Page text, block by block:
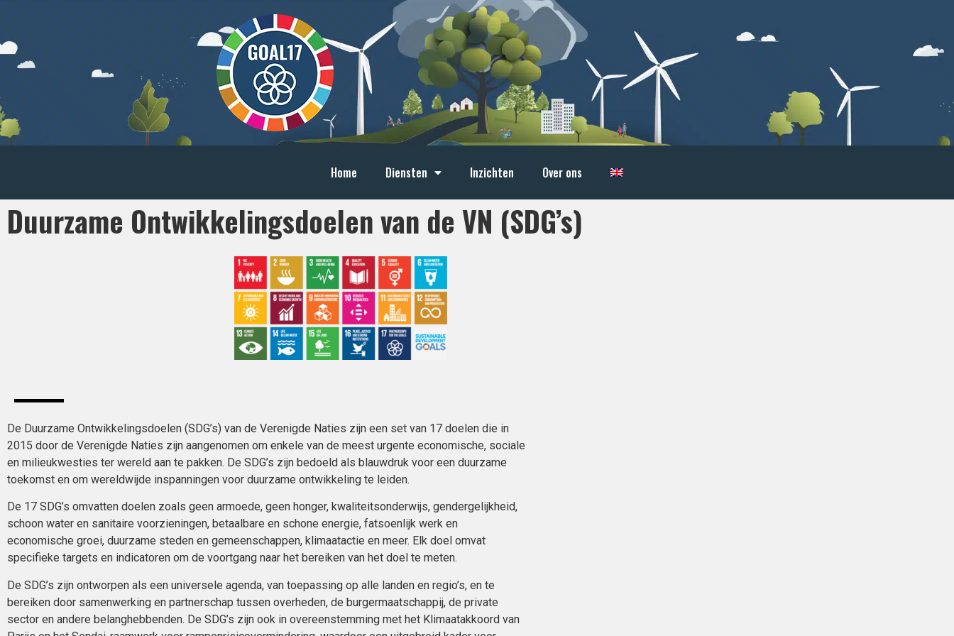
Home Diensten Inzichten Over ons
Duurzame Ontwikkelingsdoelen van de VN (SDG’s)
De Duurzame Ontwikkelingsdoelen (SDG’s) van de Verenigde Naties zijn een set van 17 doelen die in
2015 door de Verenigde Naties zijn aangenomen om enkele van de meest urgente economische, sociale
en milieukwesties ter wereld aan te pakken. De SDG’s zijn bedoeld als blauwdruk voor een duurzame
toekomst en om wereldwijde inspanningen voor duurzame ontwikkeling te leiden.
De 17 SDG’s omvatten doelen zoals geen armoede, geen honger, kwaliteitsonderwijs, gendergelijkheid,
schoon water en sanitaire voorzieningen, betaalbare en schone energie, fatsoenlijk werk en
economische groei, duurzame steden en gemeenschappen, klimaatactie en meer. Elk doel omvat
specifieke targets en indicatoren om de voortgang naar het bereiken van het doel te meten.
De SDG’s zijn ontworpen als een universele agenda, van toepassing op alle landen en regio’s, en te
bereiken door samenwerking en partnerschap tussen overheden, de burgermaatschappij, de private
sector en andere belanghebbenden. De SDG’s zijn ook in overeenstemming met het Klimaatakkoord van